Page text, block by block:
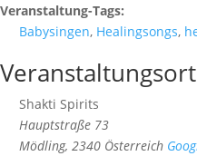
Veranstaltung-Tags:
Babysingen, Healingsongs,
Veranstaltungsort
Shakti Spirits
Hauptstraße 73
Mödling, 2340 Österreich